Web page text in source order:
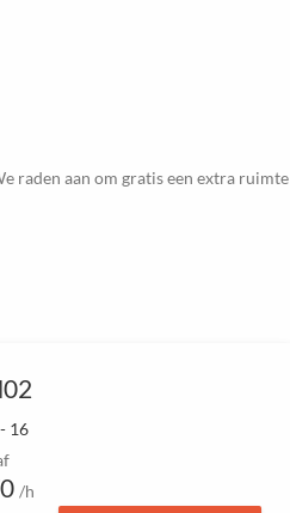
raden aan om gratis een extra ruimte
16
/h